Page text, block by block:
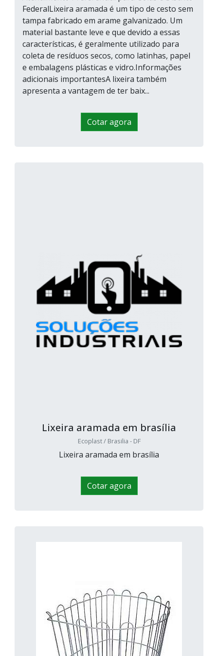
FederalLixeira aramada é um tipo de cesto sem
tampa fabricado em arame galvanizado. Um
material bastante leve e que devido a essas
características, é geralmente utilizado para
coleta de resíduos secos, como latinhas, papel
e embalagens plásticas e vidro.Informações
adicionais importantesA lixeira também
apresenta a vantagem de ter baix...
Cotar agora
Lixeira aramada em brasília
Ecoplast / Brasilia - DF
Lixeira aramada em brasília
Cotar agora